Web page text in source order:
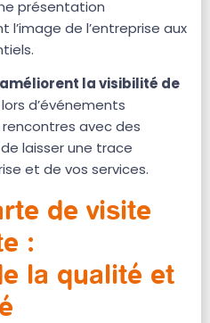
présentation
de l’entreprise aux
améliorent la visibilité de
d’événements
avec des
laisser une trace
et de vos services.
de visite
:
la qualité et